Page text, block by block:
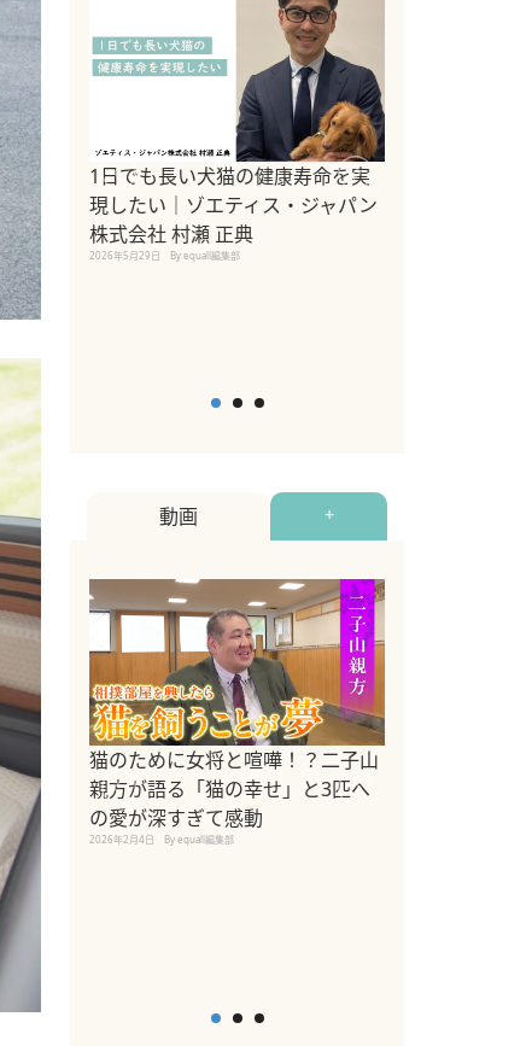
1日でも長い犬猫の健康寿命を実
現したい｜ゾエティス・ジャパン
株式会社 村瀬 正典
2026年5月29日 By equall編集部
動画 +
猫のために女将と喧嘩！？二子山
親方が語る「猫の幸せ」と3匹へ
の愛が深すぎて感動
2026年2月4日 By equall編集部